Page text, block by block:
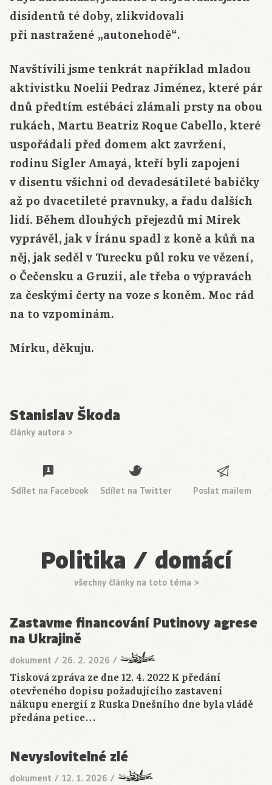
disidentů té doby, zlikvidovali
při nastražené „autonehodě“.
Navštívili jsme tenkrát například mladou
aktivistku Noelii Pedraz Jiménez, které pár
dnů předtím estébáci zlámali prsty na obou
rukách, Martu Beatriz Roque Cabello, které
uspořádali před domem akt zavržení,
rodinu Sigler Amayá, kteří byli zapojení
v disentu všichni od devadesátileté babičky
až po dvacetileté pravnuky, a řadu dalších
lidí. Během dlouhých přejezdů mi Mirek
vyprávěl, jak v Íránu spadl z koně a kůň na
něj, jak seděl v Turecku půl roku ve vězení,
o Čečensku a Gruzii, ale třeba o výpravách
za českými čerty na voze s koněm. Moc rád
na to vzpomínám.
Mirku, děkuju.
Stanislav Škoda
články autora >
Sdílet na Facebook Sdílet na Twitter Poslat mailem
Politika / domácí
všechny články na toto téma >
Zastavme financování Putinovy agrese
na Ukrajině
dokument / 26. 2. 2026 /
Tisková zpráva ze dne 12. 4. 2022 K předání
otevřeného dopisu požadujícího zastavení
nákupu energií z Ruska Dnešního dne byla vládě
předána petice…
Nevyslovitelné zlé
dokument / 12. 1. 2026 /